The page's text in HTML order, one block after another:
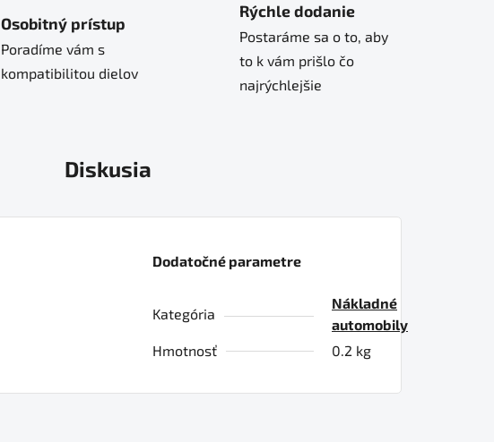
Osobitný prístup
Poradíme vám s
kompatibilitou dielov
Rýchle dodanie
Postaráme sa o to, aby
to k vám prišlo čo
najrýchlejšie
Diskusia
Dodatočné parametre
Kategória
Nákladné
automobily
Hmotnosť
0.2 kg